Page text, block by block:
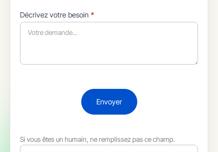
Décrivez votre besoin *
Envoyer
Si vous êtes un humain, ne remplissez pas ce champ.